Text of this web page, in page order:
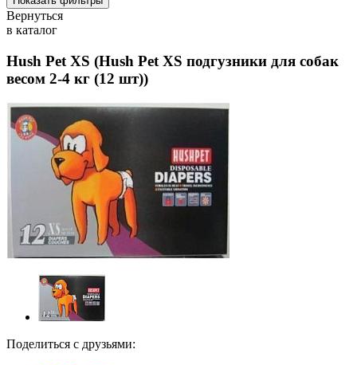
Вернуться
в каталог
Hush Pet XS (Hush Pet XS подгузники для собак
весом 2-4 кг (12 шт))
Поделиться с друзьями: